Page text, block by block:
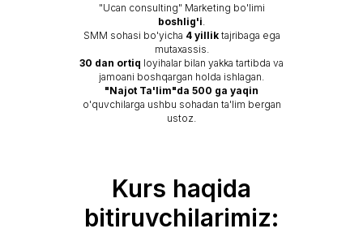
"Ucan consulting" Marketing bo'limi
boshlig'i
SMM sohasi bo'yicha 4 yilliktajribaga ega
mutaxassis.
30 dan ortiq loyihalar bilan yakka tartibda va
jamoani boshqargan holda ishlagan.
"Najot Ta'lim"da 500 ga yaqin
o'quvchilarga ushbu sohadan ta'lim bergan
ustoz.
Kurs haqida
bitiruvchilarimiz: